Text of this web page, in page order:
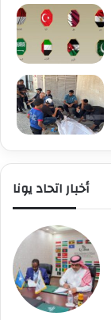
أخبار اتحاد يونا